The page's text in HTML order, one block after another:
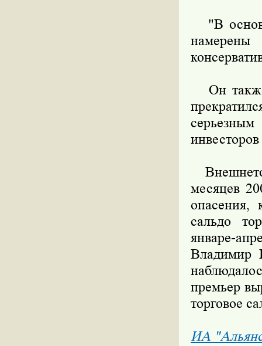
"В
Он также
месяцев
опасения,
сальдо
январе-
Владимир
премьер
торговое
ИА